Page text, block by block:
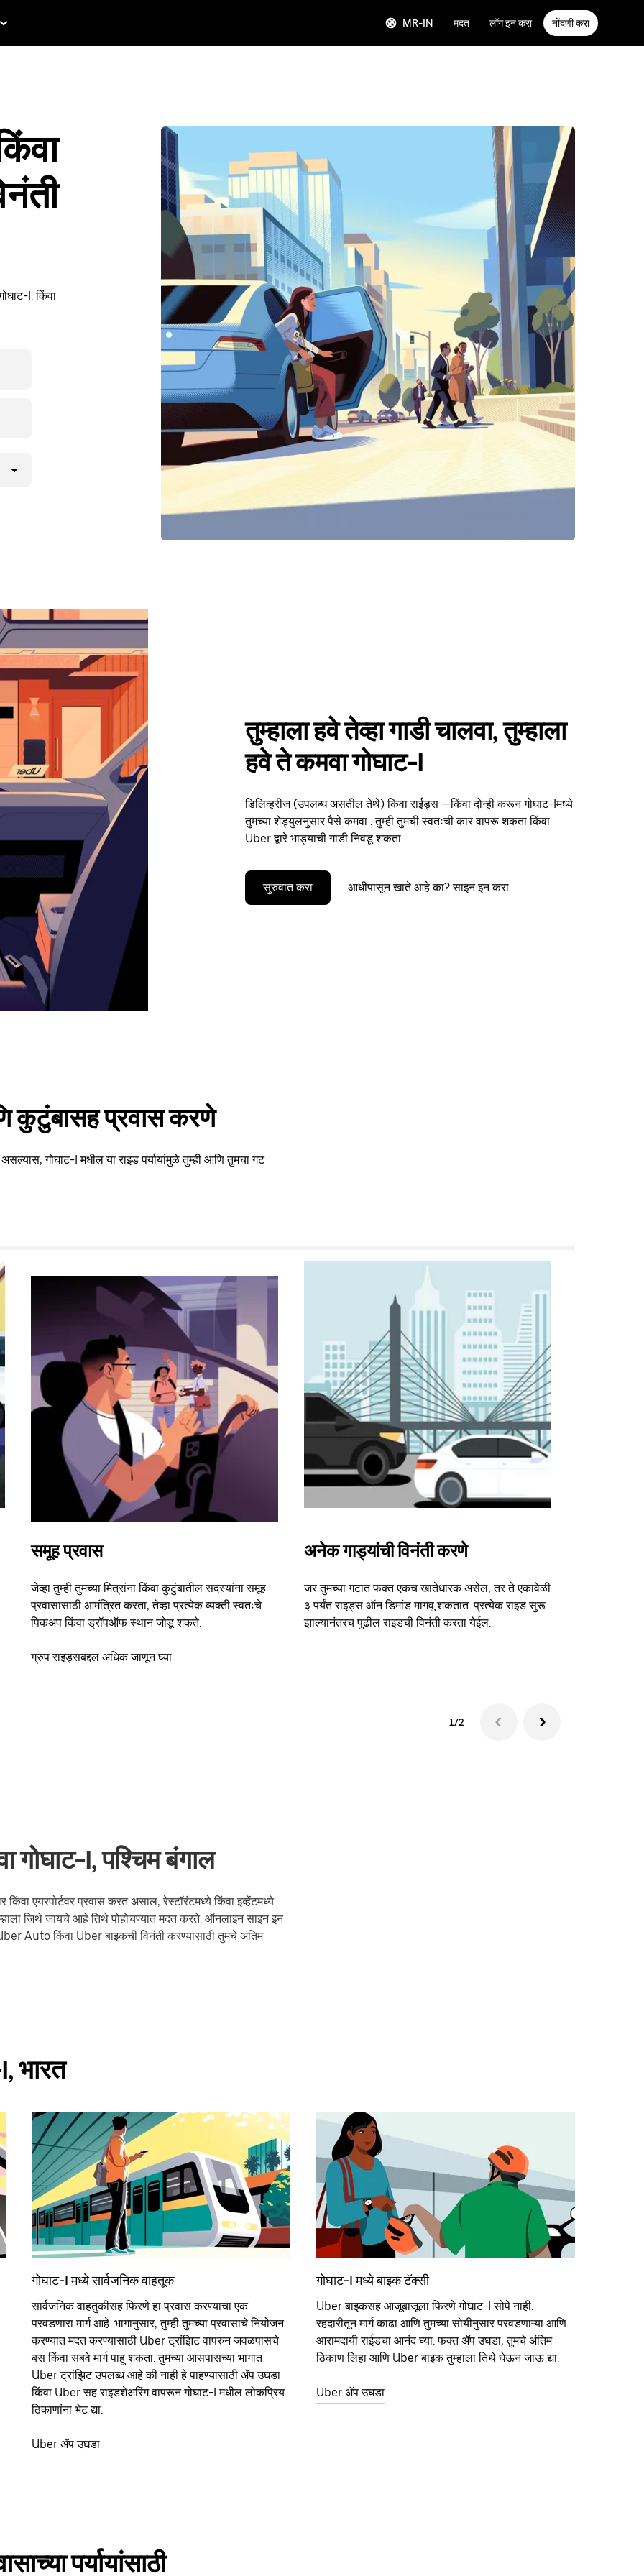
MR-IN मदत लॉग इन करा नोंदणी करा
I. किंवा
तुम्हाला हवे तेव्हा गाडी चालवा, तुम्हाला
हवे ते कमवा गोघाट-I
डिलिव्हरीज (उपलब्ध असतील तेथे) किंवा राईड्स —किंवा दोन्ही करून गोघाट-Iमध्ये
तुमच्या शेड्युलनुसार पैसे कमवा . तुम्ही तुमची स्वतःची कार वापरू शकता किंवा
Uber द्वारे भाड्याची गाडी निवडू शकता.
सुरुवात करा आधीपासून खाते आहे का? साइन इन करा
कुटुंबासह प्रवास करणे
गोघाट-I मधील या राइड पर्यायांमुळे तुम्ही आणि तुमचा गट
समूह प्रवास
जेव्हा तुम्ही तुमच्या मित्रांना किंवा कुटुंबातील सदस्यांना समूह
प्रवासासाठी आमंत्रित करता, तेव्हा प्रत्येक व्यक्ती स्वतःचे
पिकअप किंवा ड्रॉपऑफ स्थान जोडू शकते.
ग्रुप राइड्सबद्दल अधिक जाणून घ्या
अनेक गाड्यांची विनंती करणे
जर तुमच्या गटात फक्त एकच खातेधारक असेल, तर ते एकावेळी
३ पर्यंत राइड्स ऑन डिमांड मागवू शकतात. प्रत्येक राइड सुरू
झाल्यानंतरच पुढील राइडची विनंती करता येईल.
1/2
गोघाट-I, पश्चिम बंगाल
एयरपोर्टवर प्रवास करत असाल, रेस्टॉरंटमध्ये किंवा इव्हेंटमध्ये
जिथे जायचे आहे तिथे पोहोचण्यात मदत करते. ऑनलाइन साइन इन
Auto किंवा Uber बाइकची विनंती करण्यासाठी तुमचे अंतिम
भारत
गोघाट-I मध्ये सार्वजनिक वाहतूक
सार्वजनिक वाहतुकीसह फिरणे हा प्रवास करण्याचा एक
परवडणारा मार्ग आहे. भागानुसार, तुम्ही तुमच्या प्रवासाचे नियोजन
करण्यात मदत करण्यासाठी Uber ट्रांझिट वापरुन जवळपासचे
बस किंवा सबवे मार्ग पाहू शकता. तुमच्या आसपासच्या भागात
Uber ट्रांझिट उपलब्ध आहे की नाही हे पाहण्यासाठी ॲप उघडा
किंवा Uber सह राइडशेअरिंग वापरून गोघाट-I मधील लोकप्रिय
ठिकाणांना भेट द्या.
Uber ॲप उघडा
गोघाट-I मध्ये बाइक टॅक्सी
Uber बाइकसह आजूबाजूला फिरणे गोघाट-I सोपे नाही.
रहदारीतून मार्ग काढा आणि तुमच्या सोयीनुसार परवडणाऱ्या आणि
आरामदायी राईडचा आनंद घ्या. फक्त ॲप उघडा, तुमचे अंतिम
ठिकाण लिहा आणि Uber बाइक तुम्हाला तिथे घेऊन जाऊ द्या.
Uber ॲप उघडा
पर्यायांसाठी